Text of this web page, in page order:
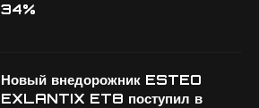
34%
Новый внедорожник ESTEO
EXLANTIX ET8 поступил в